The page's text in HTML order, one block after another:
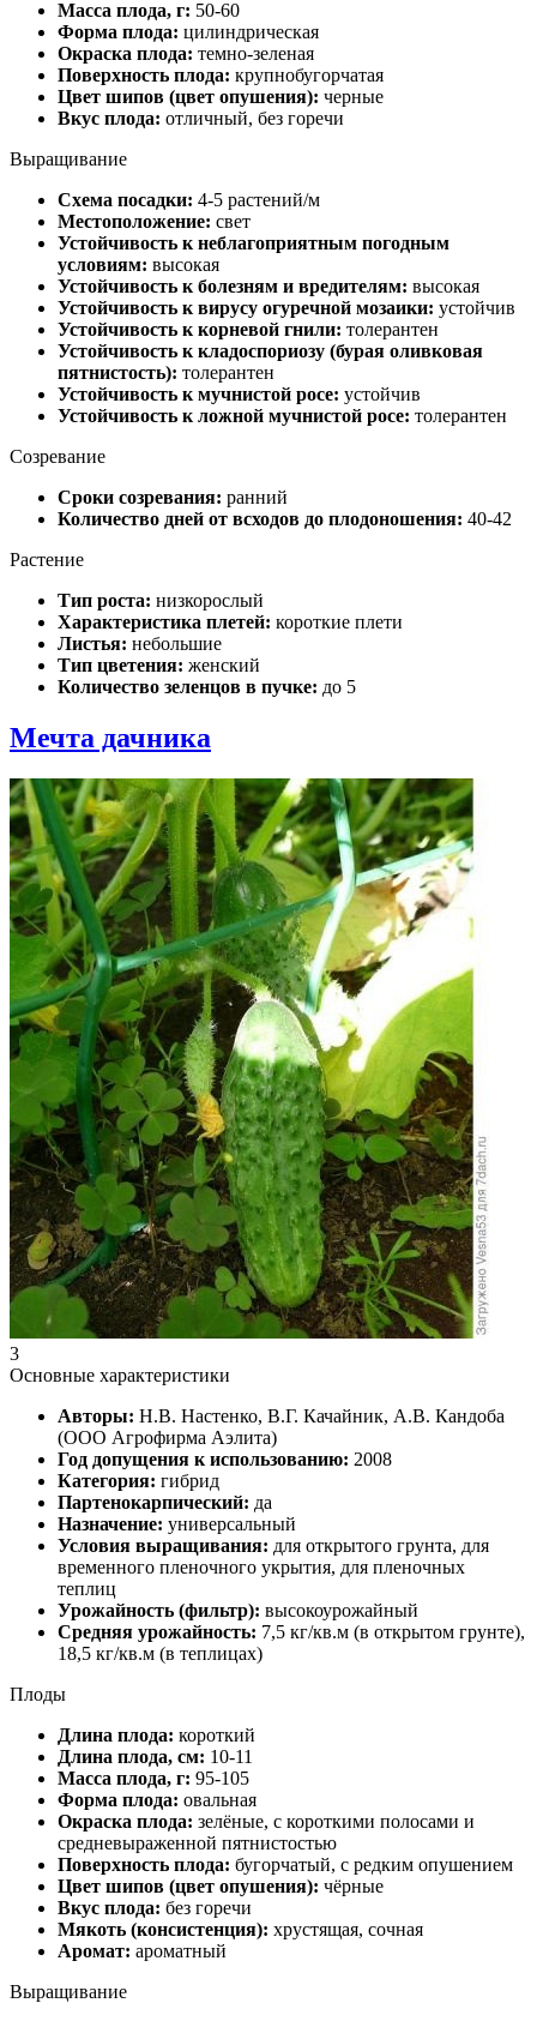
Масса плода, г: 50-60
Форма плода: цилиндрическая
Окраска плода: темно-зеленая
Поверхность плода: крупнобугорчатая
Цвет шипов (цвет опушения): черные
Вкус плода: отличный, без горечи
Выращивание
Схема посадки: 4-5 растений/м
Местоположение: свет
Устойчивость к неблагоприятным погодным
условиям: высокая
Устойчивость к болезням и вредителям: высокая
Устойчивость к вирусу огуречной мозаики: устойчив
Устойчивость к корневой гнили: толерантен
Устойчивость к кладоспориозу (бурая оливковая
пятнистость): толерантен
Устойчивость к мучнистой росе: устойчив
Устойчивость к ложной мучнистой росе: толерантен
Созревание
Сроки созревания: ранний
Количество дней от всходов до плодоношения: 40-42
Растение
Тип роста: низкорослый
Характеристика плетей: короткие плети
Листья: небольшие
Тип цветения: женский
Количество зеленцов в пучке: до 5
Мечта дачника
3
Основные характеристики
Авторы: Н.В. Настенко, В.Г. Качайник, А.В. Кандоба
(ООО Агрофирма Аэлита)
Год допущения к использованию: 2008
Категория: гибрид
Партенокарпический: да
Назначение: универсальный
Условия выращивания: для открытого грунта, для
временного пленочного укрытия, для пленочных
теплиц
Урожайность (фильтр): высокоурожайный
Средняя урожайность: 7,5 кг/кв.м (в открытом грунте),
18,5 кг/кв.м (в теплицах)
Плоды
Длина плода: короткий
Длина плода, см: 10-11
Масса плода, г: 95-105
Форма плода: овальная
Окраска плода: зелёные, с короткими полосами и
средневыраженной пятнистостью
Поверхность плода: бугорчатый, с редким опушением
Цвет шипов (цвет опушения): чёрные
Вкус плода: без горечи
Мякоть (консистенция): хрустящая, сочная
Аромат: ароматный
Выращивание